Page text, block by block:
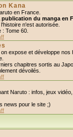
Kana
en France.
du manga en
n'est autorisée.
Tome 60.
expose et développe nos
chapitres sortis au
dévoilés.
Naruto : infos, jeux
news pour le site ;)